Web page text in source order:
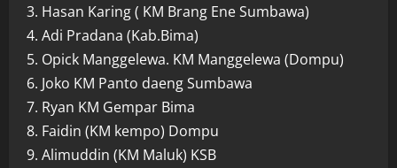
3. Hasan Karing ( KM Brang Ene Sumbawa)
4. Adi Pradana (Kab.Bima)
5. Opick Manggelewa. KM Manggelewa (Dompu)
6. Joko KM Panto daeng Sumbawa
7. Ryan KM Gempar Bima
8. Faidin (KM kempo) Dompu
9. Alimuddin (KM Maluk) KSB